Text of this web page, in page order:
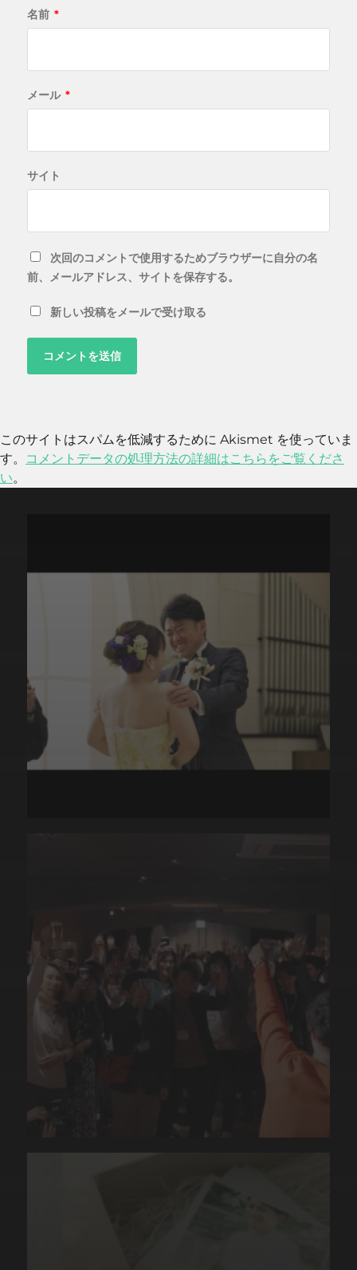
名前 *
メール *
サイト
次回のコメントで使用するためブラウザーに自分の名
前、メールアドレス、サイトを保存する。
新しい投稿をメールで受け取る
このサイトはスパムを低減するために Akismet を使っていま
す。
コメントデータの処理方法の詳細はこちらをご覧くださ
い。